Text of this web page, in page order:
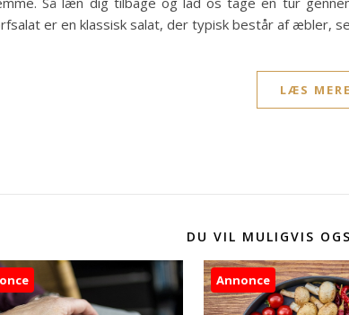
er en klassisk salat, der typisk består af æbler,
LÆS MERE
DU VIL MULIGVIS
Annonce